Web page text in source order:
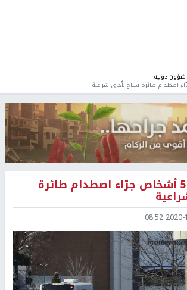
شؤون دولية
فرنسا: مصرع 5 أشخاص جرّاء اصطدام طائرة
2020-10-